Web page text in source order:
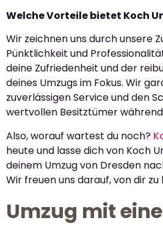
Welche Vorteile bietet Koch
Wir zeichnen uns durch unsere
Pünktlichkeit und
deine Zufriedenheit und der
deines Umzugs im Fokus. Wir
zuverlässigen Service und den
wertvollen Besitztümer
Also, worauf wartest du noch?
heute und lasse dich von Koch
deinem Umzug von Dresden
Wir freuen uns darauf, von dir zu
Umzug mit